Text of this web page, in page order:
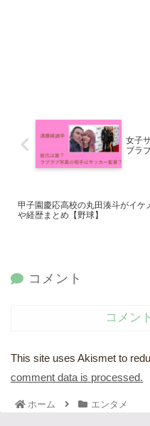
女子
ブラ
甲子園慶応高校の丸田湊斗がイケ
や経歴まとめ【野球】
コメント
コメン
This site uses Akismet to
comment data is processed.
ホーム エンタメ